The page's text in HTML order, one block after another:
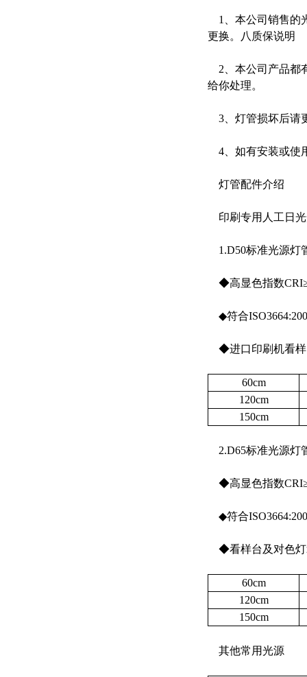
1、本公司销售的
更换。八质保说明
2、本公司产品都
给你处理。
3、灯管损坏后请
4、如有安装或使
灯管配件介绍
印刷专用人工日
1.D50标准光源灯
◆高显色指数
◆符合
◆进口印刷机看样
60cm
120cm
150cm
2.D65标准光源灯
◆高显色指数
◆符合
◆看样台及对色灯
60cm
120cm
150cm
其他常用光源